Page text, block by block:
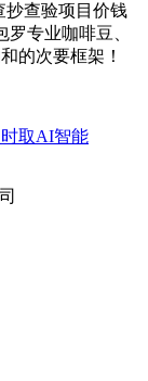
抄查验项目价钱
专业咖啡豆、
的次要框架！
取AI智能